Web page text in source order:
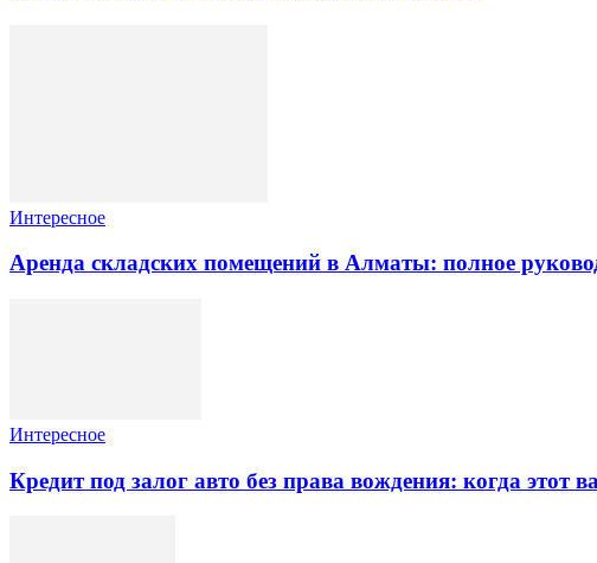
Интересное
Аренда складских помещений в Алматы: полное
Интересное
Кредит под залог авто без права вождения: когда этот